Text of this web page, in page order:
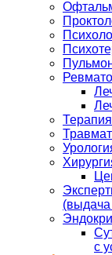
Терапия
с